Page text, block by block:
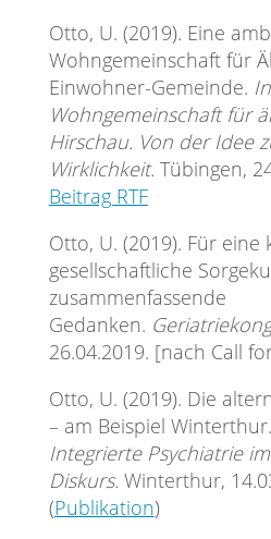
Otto, U. (2019). Eine
Wohngemeinschaft für
Einwohner-Gemeinde.
Wohngemeinschaft für
Hirschau. Von der Idee
Wirklichkeit. Tübingen,
Beitrag RTF
Otto, U. (2019). Für eine
gesellschaftliche
zusammenfassende
Gedanken.
26.04.2019. [nach Call
Otto, U. (2019). Die
– am Beispiel Winterthur.
Integrierte Psychiatrie im
Diskurs. Winterthur,
(Publikation)